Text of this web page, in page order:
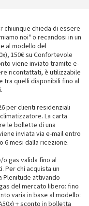
chiunque chieda di essere
noi" o recandosi in un
al modello del
150€ su Confortevole
viene inviato tramite e-
ricontattati, è utilizzabile
tra quelli disponibili fino al
per clienti residenziali
La carta
le bollette di una
inviata via e-mail entro
6 mesi dalla ricezione.
o gas valida fino al
Per chi acquista un
Plenitude attivando
del mercato libero: fino
varia in base al modello:
+ sconto in bolletta